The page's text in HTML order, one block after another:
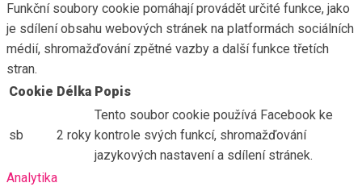
Funkční soubory cookie pomáhají provádět určité funkce, jako
je sdílení obsahu webových stránek na platformách sociálních
médií, shromažďování zpětné vazby a další funkce třetích
stran.
Cookie Délka Popis
sb 2 roky
Tento soubor cookie používá Facebook ke
kontrole svých funkcí, shromažďování
jazykových nastavení a sdílení stránek.
Analytika